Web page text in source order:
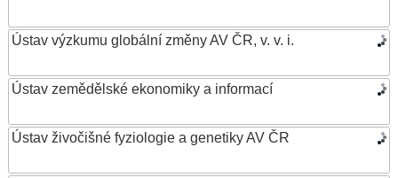
Ústav výzkumu globální změny AV ČR, v. v. i.
Ústav zemědělské ekonomiky a informací
Ústav živočišné fyziologie a genetiky AV ČR